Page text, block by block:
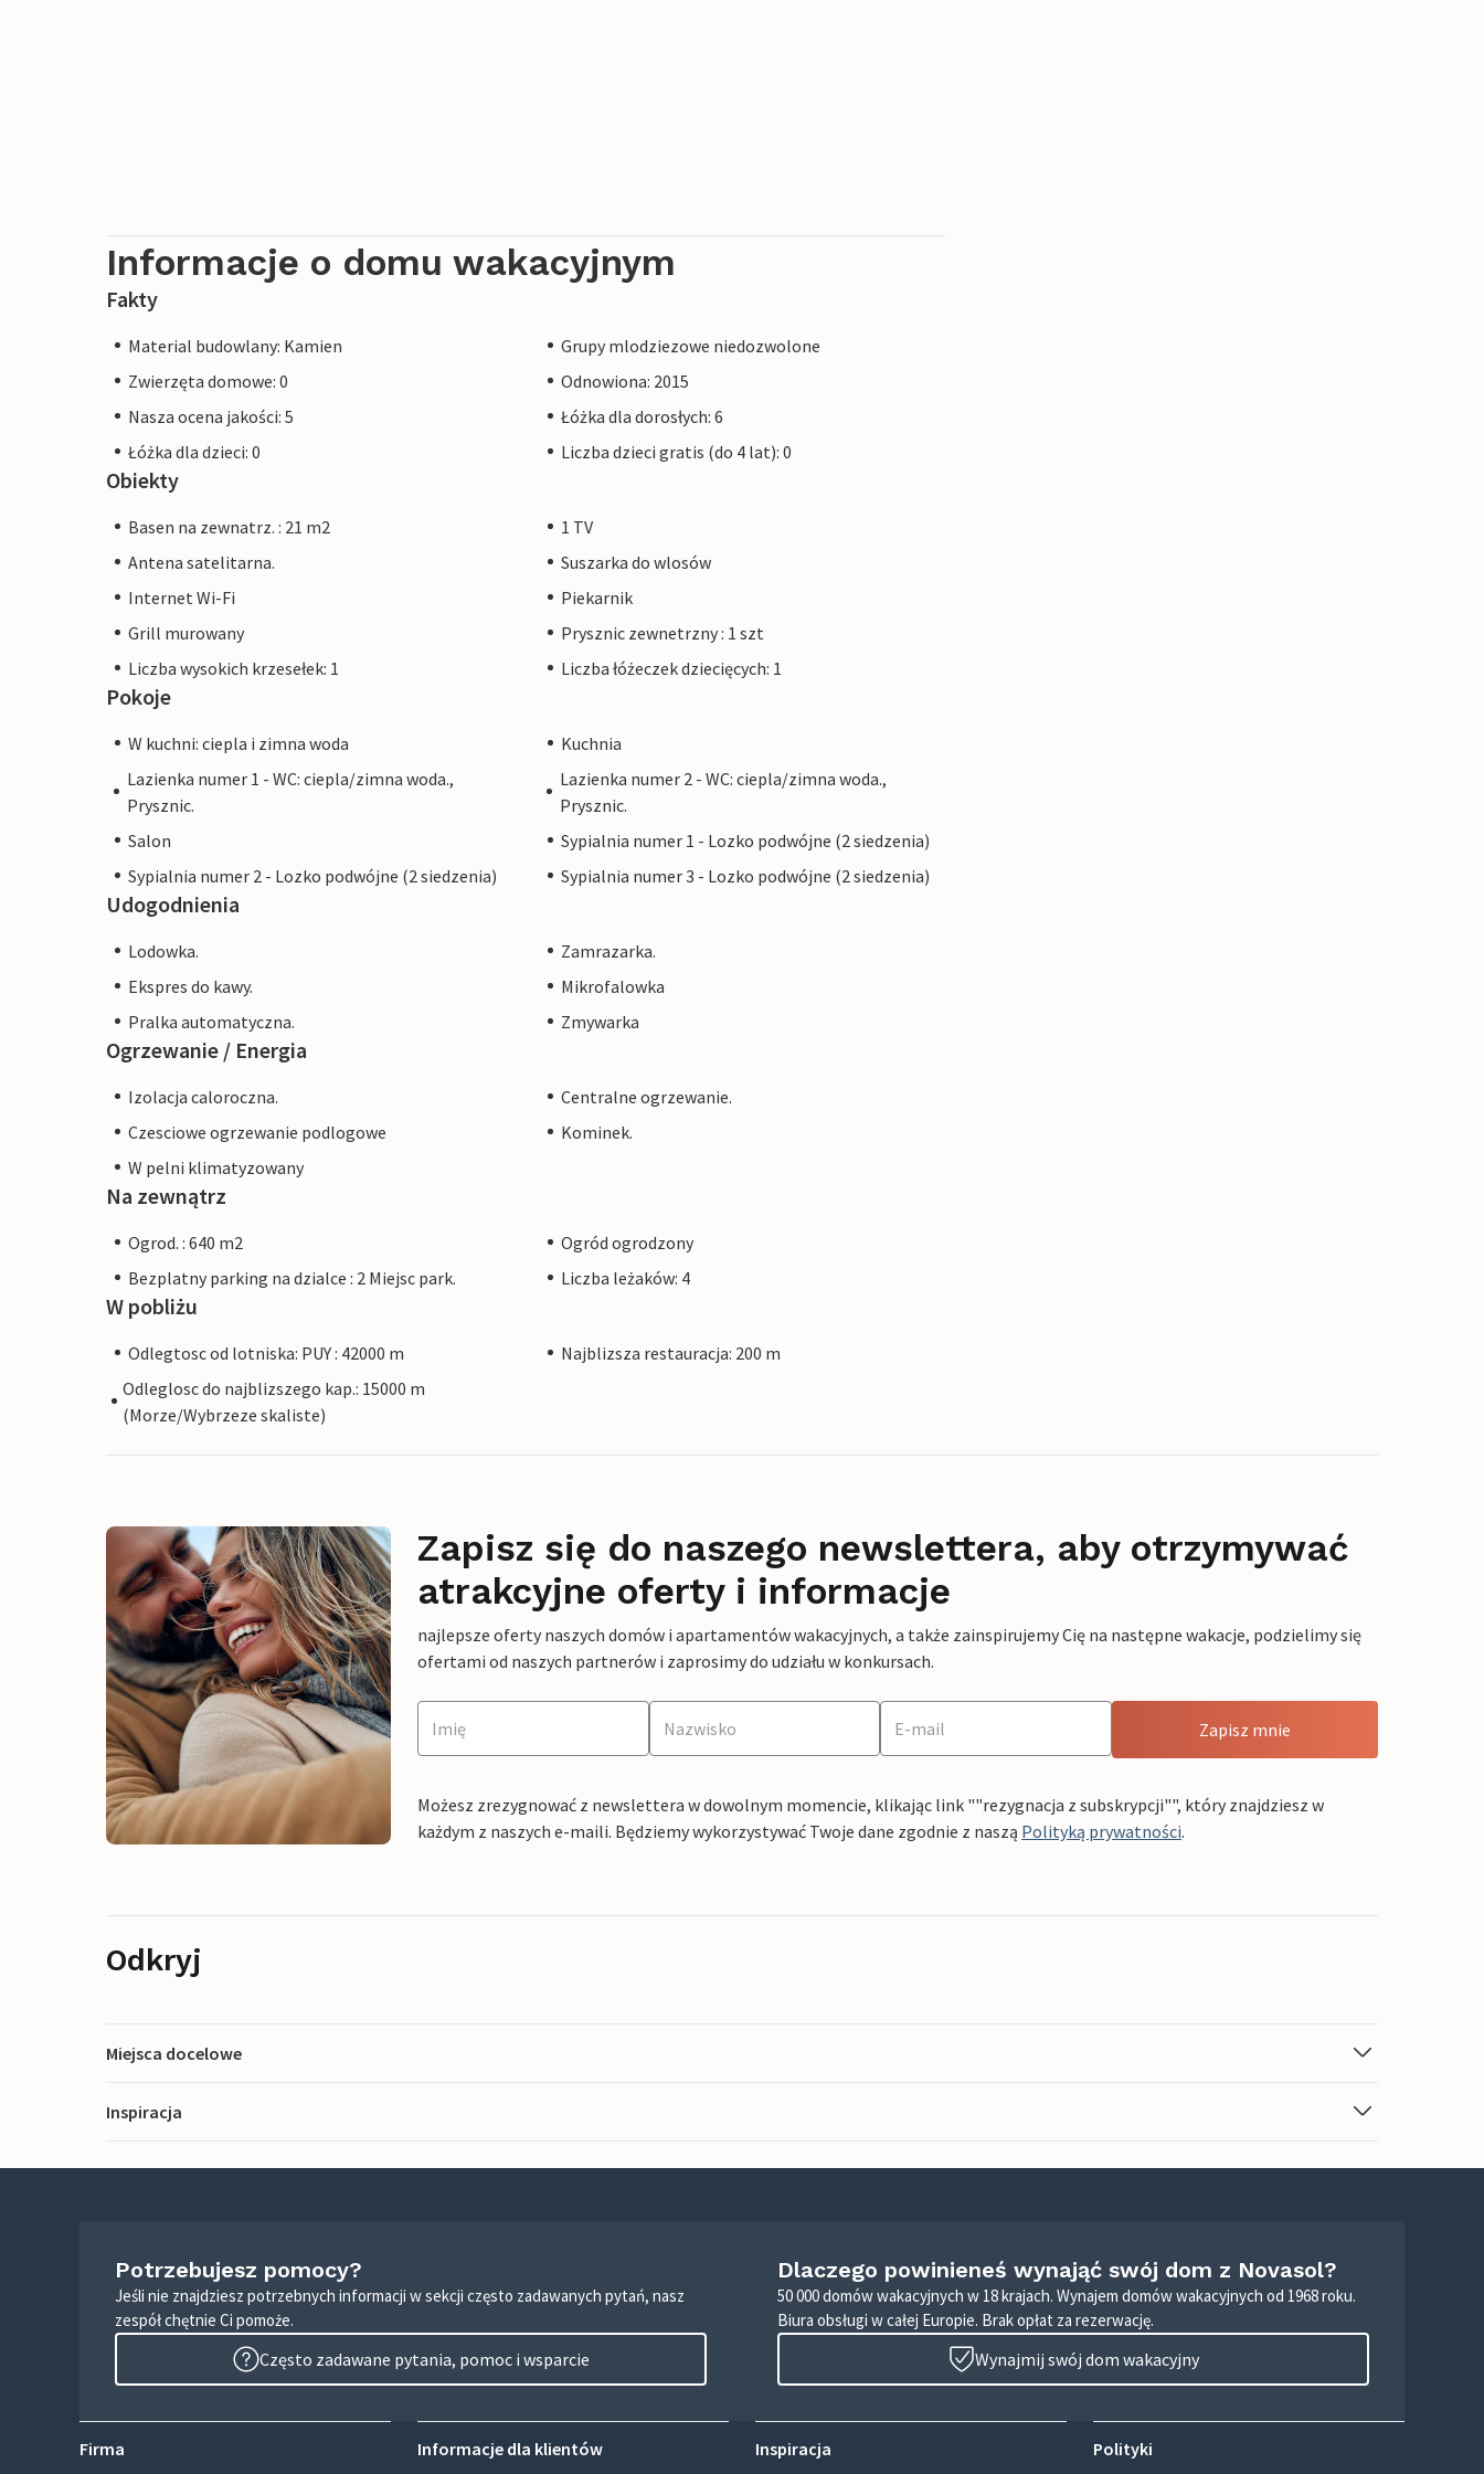
Informacje o domu wakacyjnym
Fakty
Material budowlany: Kamien
Grupy mlodziezowe niedozwolone
Zwierzęta domowe: 0
Odnowiona: 2015
Nasza ocena jakości: 5
Łóżka dla dorosłych: 6
Łóżka dla dzieci: 0
Liczba dzieci gratis (do 4 lat): 0
Obiekty
Basen na zewnatrz. : 21 m2
1 TV
Antena satelitarna.
Suszarka do wlosów
Internet Wi-Fi
Piekarnik
Grill murowany
Prysznic zewnetrzny : 1 szt
Liczba wysokich krzesełek: 1
Liczba łóżeczek dziecięcych: 1
Pokoje
W kuchni: ciepla i zimna woda
Kuchnia
Lazienka numer 1 - WC: ciepla/zimna woda.,
Prysznic.
Lazienka numer 2 - WC: ciepla/zimna woda.,
Prysznic.
Salon
Sypialnia numer 1 - Lozko podwójne (2 siedzenia)
Sypialnia numer 2 - Lozko podwójne (2 siedzenia)
Sypialnia numer 3 - Lozko podwójne (2 siedzenia)
Udogodnienia
Lodowka.
Zamrazarka.
Ekspres do kawy.
Mikrofalowka
Pralka automatyczna.
Zmywarka
Ogrzewanie / Energia
Izolacja caloroczna.
Centralne ogrzewanie.
Czesciowe ogrzewanie podlogowe
Kominek.
W pelni klimatyzowany
Na zewnątrz
Ogrod. : 640 m2
Ogród ogrodzony
Bezplatny parking na dzialce : 2 Miejsc park.
Liczba leżaków: 4
W pobliżu
Odlegtosc od lotniska: PUY : 42000 m
Najblizsza restauracja: 200 m
Odleglosc do najblizszego kap.: 15000 m
(Morze/Wybrzeze skaliste)
Zapisz się do naszego newslettera, aby otrzymywać
atrakcyjne oferty i informacje
najlepsze oferty naszych domów i apartamentów wakacyjnych, a także zainspirujemy Cię na następne wakacje, podzielimy się
ofertami od naszych partnerów i zaprosimy do udziału w konkursach.
Zapisz mnie
Możesz zrezygnować z newslettera w dowolnym momencie, klikając link ""rezygnacja z subskrypcji"", który znajdziesz w
każdym z naszych e-maili. Będziemy wykorzystywać Twoje dane zgodnie z naszą Polityką prywatności.
Odkryj
Miejsca docelowe
Inspiracja
Potrzebujesz pomocy?
Jeśli nie znajdziesz potrzebnych informacji w sekcji często zadawanych pytań, nasz
zespół chętnie Ci pomoże.
Często zadawane pytania, pomoc i wsparcie
Dlaczego powinieneś wynająć swój dom z Novasol?
50 000 domów wakacyjnych w 18 krajach. Wynajem domów wakacyjnych od 1968 roku.
Biura obsługi w całej Europie. Brak opłat za rezerwację.
Wynajmij swój dom wakacyjny
Firma Informacje dla klientów Inspiracja Polityki